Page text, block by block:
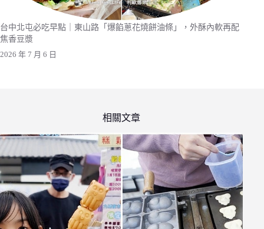
台中北屯必吃早點｜東山路「爆餡蔥花燒餅油條」，外酥內軟再配
焦香豆漿
2026 年 7 月 6 日
相關文章